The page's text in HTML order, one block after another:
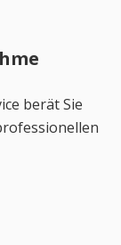
berät Sie